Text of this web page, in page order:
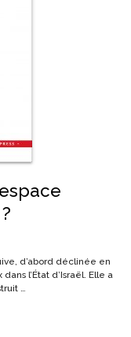
d’abord déclinée en
l’État d’Israël. Elle a
…